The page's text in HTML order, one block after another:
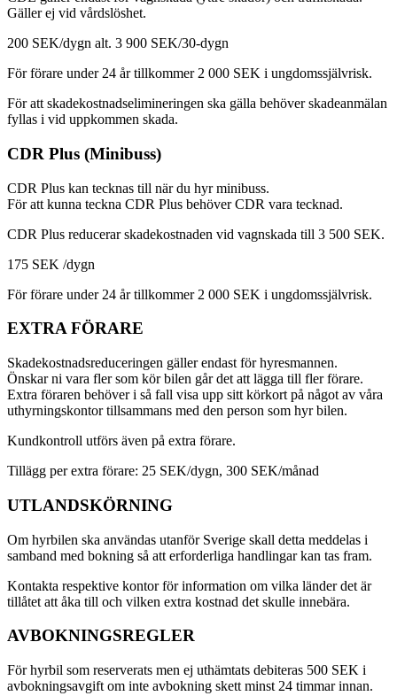
Gäller ej vid vårdslöshet.
200 SEK/dygn alt. 3 900 SEK/30-dygn
För förare under 24 år tillkommer 2 000 SEK i ungdomssjälvrisk.
För att skadekostnadselimineringen ska gälla behöver skadeanmälan
fyllas i vid uppkommen skada.
CDR Plus (Minibuss)
CDR Plus kan tecknas till när du hyr minibuss.
För att kunna teckna CDR Plus behöver CDR vara tecknad.
CDR Plus reducerar skadekostnaden vid vagnskada till 3 500 SEK.
175 SEK /dygn
För förare under 24 år tillkommer 2 000 SEK i ungdomssjälvrisk.
EXTRA FÖRARE
Skadekostnadsreduceringen gäller endast för hyresmannen.
Önskar ni vara fler som kör bilen går det att lägga till fler förare.
Extra föraren behöver i så fall visa upp sitt körkort på något av våra
uthyrningskontor tillsammans med den person som hyr bilen.
Kundkontroll utförs även på extra förare.
Tillägg per extra förare: 25 SEK/dygn, 300 SEK/månad
UTLANDSKÖRNING
Om hyrbilen ska användas utanför Sverige skall detta meddelas i
samband med bokning så att erforderliga handlingar kan tas fram.
Kontakta respektive kontor för information om vilka länder det är
tillåtet att åka till och vilken extra kostnad det skulle innebära.
AVBOKNINGSREGLER
För hyrbil som reserverats men ej uthämtats debiteras 500 SEK i
avbokningsavgift om inte avbokning skett minst 24 timmar innan.